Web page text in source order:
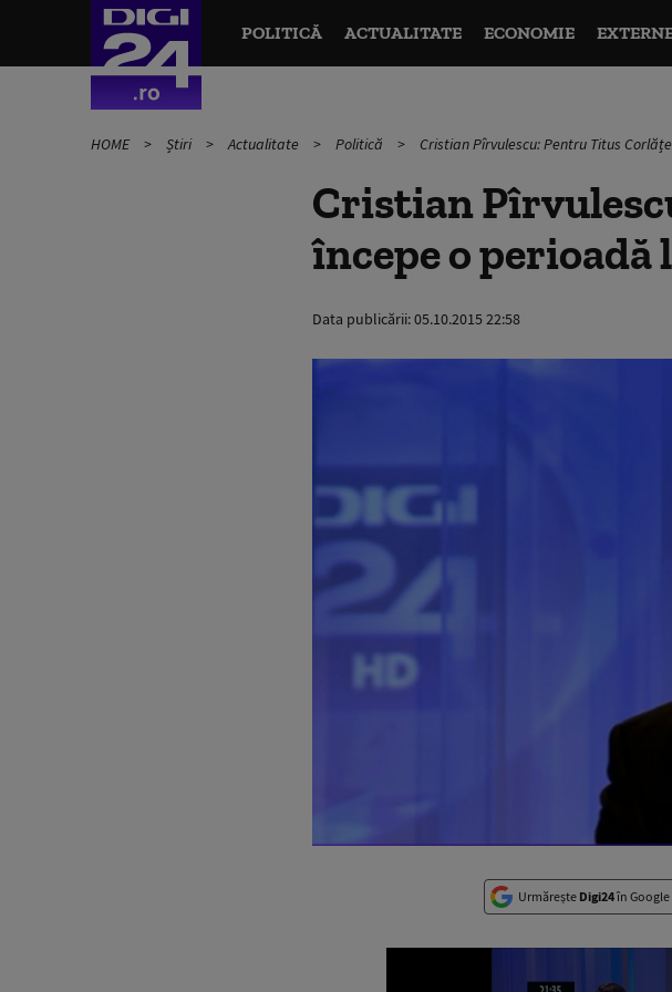
POLITICĂ ACTUALITATE ECONOMIE
HOME Știri Actualitate Politică Cristian Pîrvulescu: Pentru Titus
Cristian
începe o perioadă
Data publicării:05.10.2015 22:58
Urmărește Digi24în